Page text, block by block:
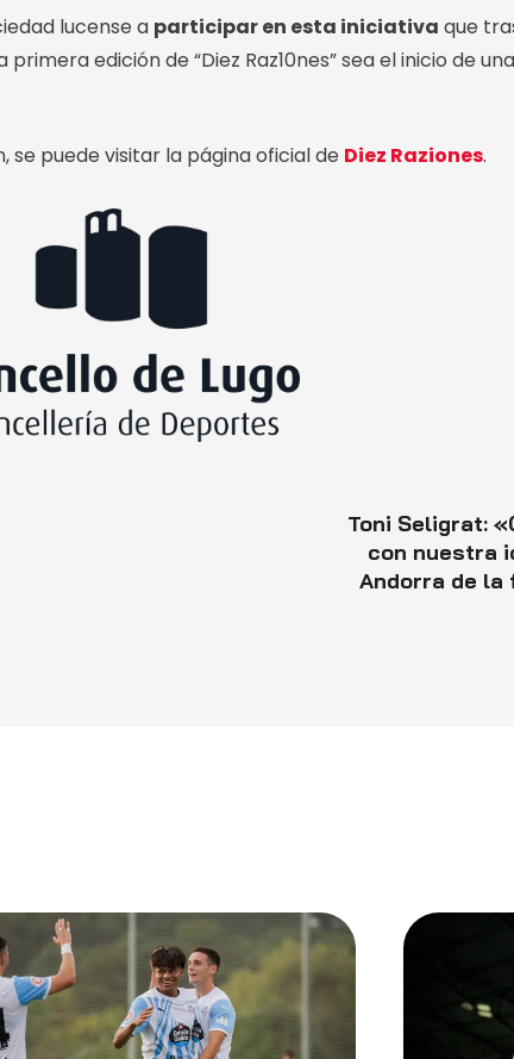
lucense a participar en esta iniciativa que
edición de “Diez Raz10nes” sea el inicio de
puede visitar la página oficial de Diez Raziones.
Toni Seligrat:
con nuestra
Andorra de la